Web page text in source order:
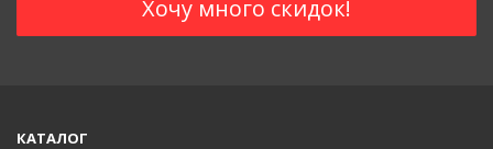
КАТАЛОГ